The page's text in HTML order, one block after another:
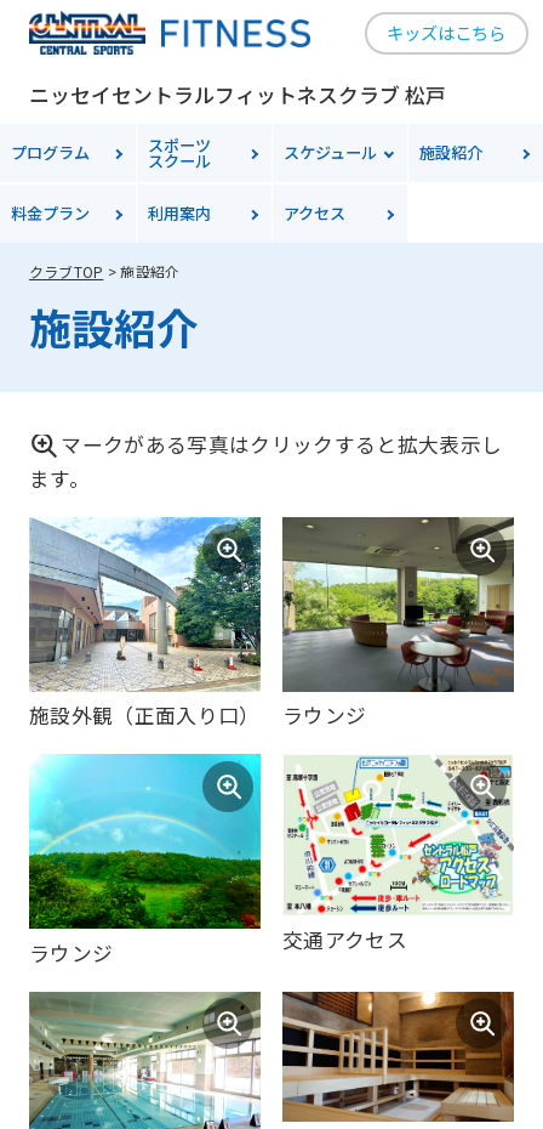
キッズはこちら
ニッセイセントラルフィットネスクラブ 松戸
プログラム スポーツ
スクール スケジュール 施設紹介
料金プラン 利用案内 アクセス
クラブTOP 施設紹介
施設紹介
マークがある写真はクリックすると拡大表示し
ます。
施設外観（正面入り口） ラウンジ
ラウンジ 交通アクセス